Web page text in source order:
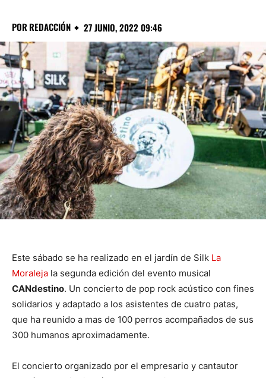
POR REDACCIÓN 27 JUNIO, 2022 09:46
Este sábado se ha realizado en el jardín de Silk La
Moraleja la segunda edición del evento musical
CANdestino. Un concierto de pop rock acústico con fines
solidarios y adaptado a los asistentes de cuatro patas,
que ha reunido a mas de 100 perros acompañados de sus
300 humanos aproximadamente.
El concierto organizado por el empresario y cantautor